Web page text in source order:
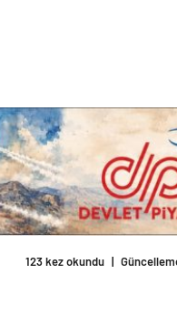
123 kez okundu |